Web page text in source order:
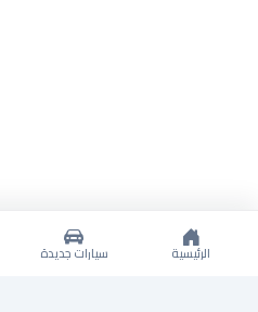
الرئيسية سيارات جديدة